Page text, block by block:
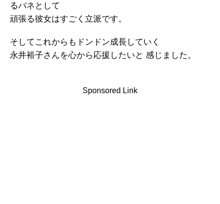
るバネとして
頑張る彼女はすごく立派です。
そしてこれからもドンドン成長していく
永井裕子さんを心から応援したいと 感じました。
Sponsored Link